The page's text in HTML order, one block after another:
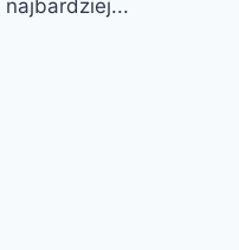
najbardziej...